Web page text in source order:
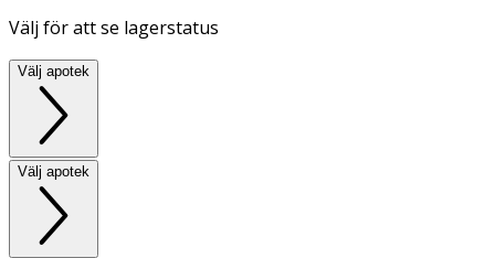
Välj för att se lagerstatus
Välj apotek
Välj apotek